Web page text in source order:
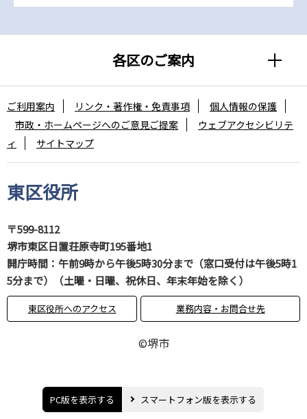
各区のご案内
東区役所
〒599-8112
堺市東区日置荘原寺町195番地1
開庁時間：午前9時から午後5時30分まで（窓口受付は午後5時1
5分まで）（土曜・日曜、祝休日、年末年始を除く）
東区役所へのアクセス 業務内容・お問合せ先
ご利用案内 リンク・著作権・免責事項
個人情報の保護
市政・ホームページへのご意見ご提案
ウェブアクセシビリテ
ィ
サイトマップ
©堺市
PC版を表示する スマートフォン版を表示する